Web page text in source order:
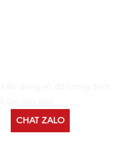
CHAT ZALO